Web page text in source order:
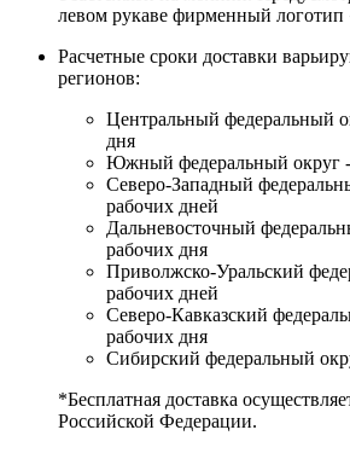
левом рукаве фирменный
Расчетные сроки доставки
регионов:
Центральный федеральный
дня
Южный федеральный округ -
Северо-Западный
рабочих дней
Дальневосточный
рабочих дня
Приволжско-Уральский
рабочих дней
Северо-Кавказский
рабочих дня
Сибирский федеральный
*Бесплатная доставка
Российской Федерации.